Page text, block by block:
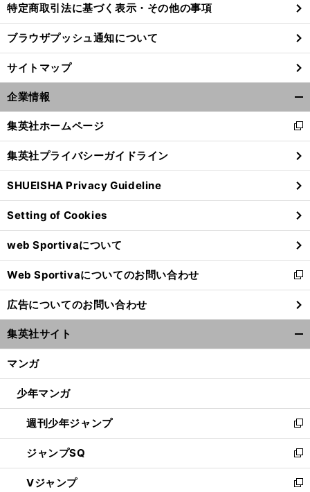
前
特定商取引法に基づく表示・その他の事項
ブラウザプッシュ通知について
サイトマップ
企業情報
閉
る
集英社ホームページ
新
し
い
ウ
ィ
ン
ド
ウ
で
開
く
集英社プライバシーガイドライン
SHUEISHA Privacy Guideline
Setting of Cookies
web Sportivaについて
Web Sportivaについてのお問い合わせ
新
し
い
ウ
ィ
ン
ウ
開
く
広告についてのお問い合わせ
集英社サイト
マンガ
少年マンガ
週刊少年ジャンプ
新
し
い
ウ
ィ
ジャンプSQ
新
し
い
Vジャンプ
新